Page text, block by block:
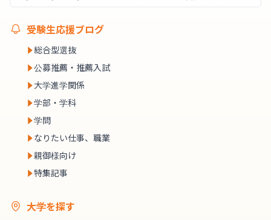
受験生応援ブログ
総合型選抜
公募推薦・推薦入試
大学進学関係
学部・学科
学問
なりたい仕事、職業
親御様向け
特集記事
大学を探す